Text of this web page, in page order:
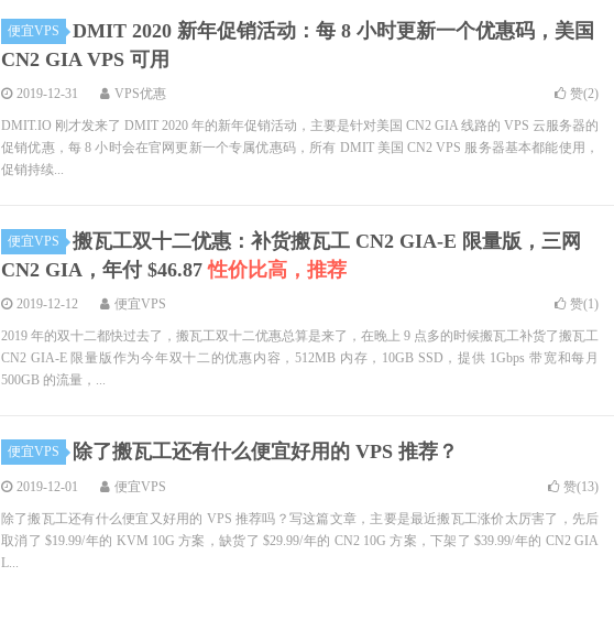
便宜VPS
DMIT 2020 新年促销活动：每 8 小时更新一个优惠码，美国
CN2 GIA VPS 可用
2019-12-31 VPS优惠 赞(2)
DMIT.IO 刚才发来了 DMIT 2020 年的新年促销活动，主要是针对美国 CN2 GIA 线路的 VPS 云服务器的
促销优惠，每 8 小时会在官网更新一个专属优惠码，所有 DMIT 美国 CN2 VPS 服务器基本都能使用，
促销持续...
便宜VPS
搬瓦工双十二优惠：补货搬瓦工 CN2 GIA-E 限量版，三网
CN2 GIA，年付 $46.87性价比高，推荐
2019-12-12 便宜VPS 赞(1)
2019 年的双十二都快过去了，搬瓦工双十二优惠总算是来了，在晚上 9 点多的时候搬瓦工补货了搬瓦工
CN2 GIA-E 限量版作为今年双十二的优惠内容，512MB 内存，10GB SSD，提供 1Gbps 带宽和每月
500GB 的流量，...
便宜VPS 除了搬瓦工还有什么便宜好用的 VPS 推荐？
2019-12-01 便宜VPS 赞(13)
除了搬瓦工还有什么便宜又好用的 VPS 推荐吗？写这篇文章，主要是最近搬瓦工涨价太厉害了，先后
取消了 $19.99/年的 KVM 10G 方案，缺货了 $29.99/年的 CN2 10G 方案，下架了 $39.99/年的 CN2 GIA
L...